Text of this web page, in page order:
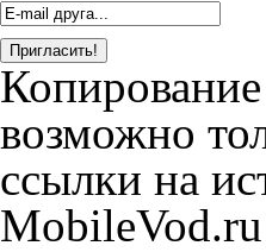
возможно
ссылки на